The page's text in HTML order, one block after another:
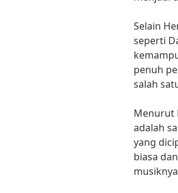
Selain
seperti
penuh
salah
Menurut
adalah
yang
biasa